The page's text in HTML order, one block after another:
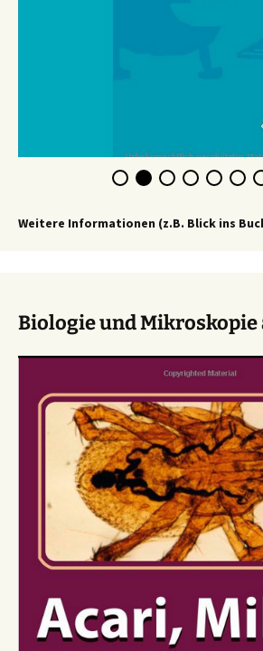
Weitere Informationen (z.B. Blick ins
Biologie und Mikroskopie